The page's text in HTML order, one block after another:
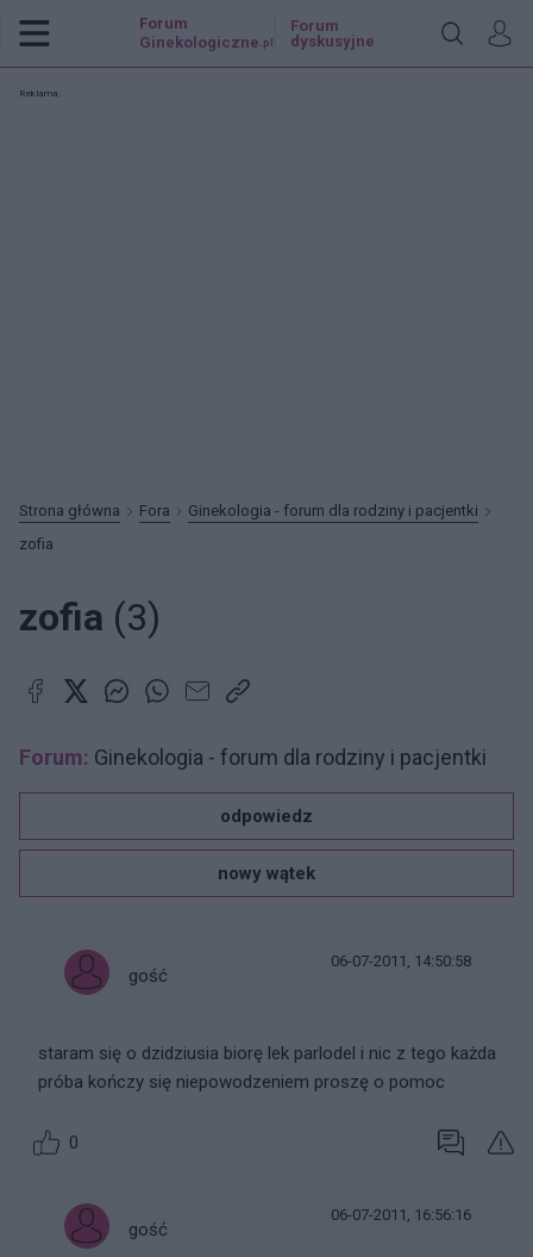
Forum
Ginekologiczne .pl
Forum
dyskusyjne
Reklama:
Strona główna Fora
Ginekologia - forum dla rodziny i pacjentki
zofia
zofia (3)
Forum: Ginekologia - forum dla rodziny i pacjentki
odpowiedz
nowy wątek
gość
06-07-2011, 14:50:58
staram się o dzidziusia biorę lek parlodel i nic z tego każda
próba kończy się niepowodzeniem proszę o pomoc
0
gość
06-07-2011, 16:56:16